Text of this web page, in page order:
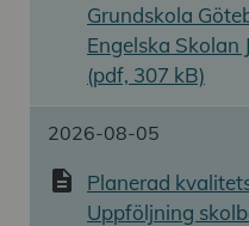
Grundskola
Engelska Skolan
(pdf, 307 kB)
description
Planerad
Uppföljning
2026-08-05